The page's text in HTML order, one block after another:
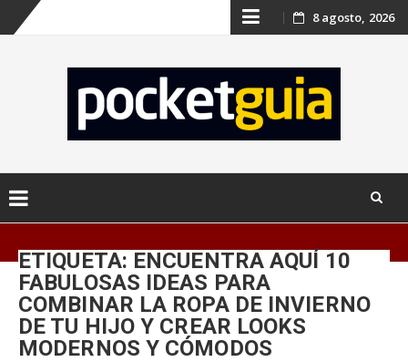
Skip
content
8 agosto, 2026
contentETIQUETA: ENCUENTRA AQUÍ 10
FABULOSAS IDEAS PARA
COMBINAR LA ROPA DE INVIERNO
DE TU HIJO Y CREAR LOOKS
MODERNOS Y CÓMODOS